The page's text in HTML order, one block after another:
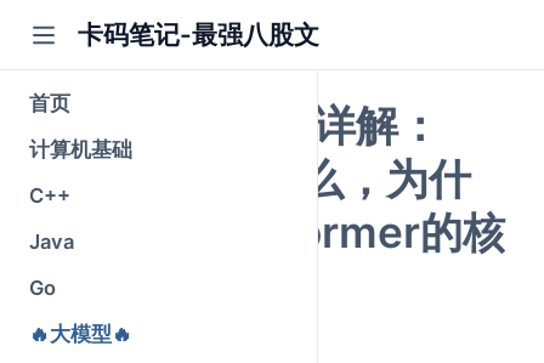
卡码笔记-最强八股文
首页
计算机基础
C++
Java
Go
🔥大模型🔥
Attention机制详解：
Q、K、V是什么，为什
么它是Transformer的核
心